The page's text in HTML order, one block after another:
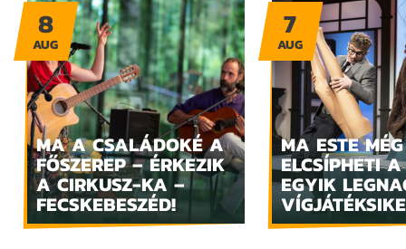
MA A CSALÁDOKÉ A
FŐSZEREP – ÉRKEZIK
A CIRKUSZ-KA –
FECSKEBESZÉD!
8
AUG
MA ESTE MÉG
ELCSÍPHETI
EGYIK
7
AUG